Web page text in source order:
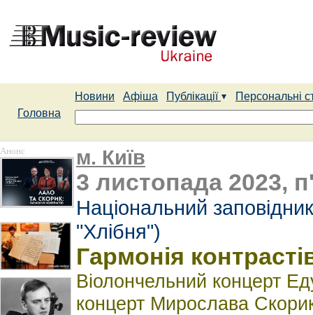
Новини Афіша Публікації
Персональні
Головна
Анонс м. Київ
3 листопада 2023,
Національний
"Хлібня")
Гармонія
Віолончельний концерт
концерт Мирослава